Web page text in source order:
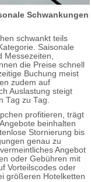
Schwankungen
schwankt teils
Saisonale
Messezeiten,
die Preise schnell
Buchung meist
zudem auf
Auslastung steigt
Tag zu Tag.
profitieren, trägt
beinhalten
Stornierung bis
genau zu
Angebot
oder Gebühren mit
Vorteilscodes oder
größeren Hotelketten